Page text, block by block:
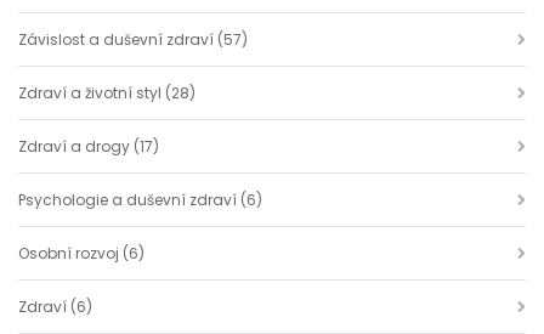
Závislost a duševní zdraví (57)
Zdraví a životní styl (28)
Zdraví a drogy (17)
Psychologie a duševní zdraví (6)
Osobní rozvoj (6)
Zdraví (6)